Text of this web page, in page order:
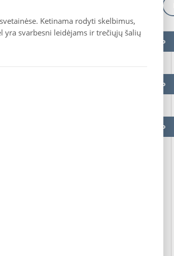
Ketinama rodyti skelbimus,
svarbesni leidėjams ir trečiųjų šalių
Berlingo
Berlingo
Berlingo